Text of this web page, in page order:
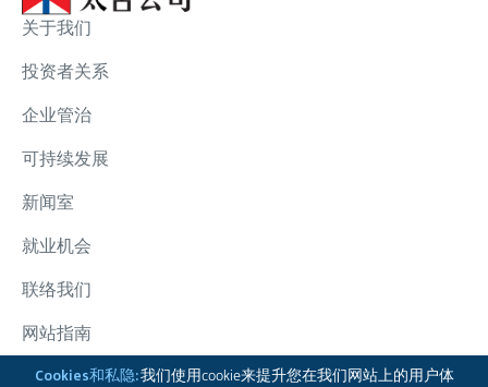
Cookies和私隐:我们使用cookie来提升您在我们网站上的用户体
关于我们
投资者关系
企业管治
可持续发展
新闻室
就业机会
联络我们
网站指南
太古集团